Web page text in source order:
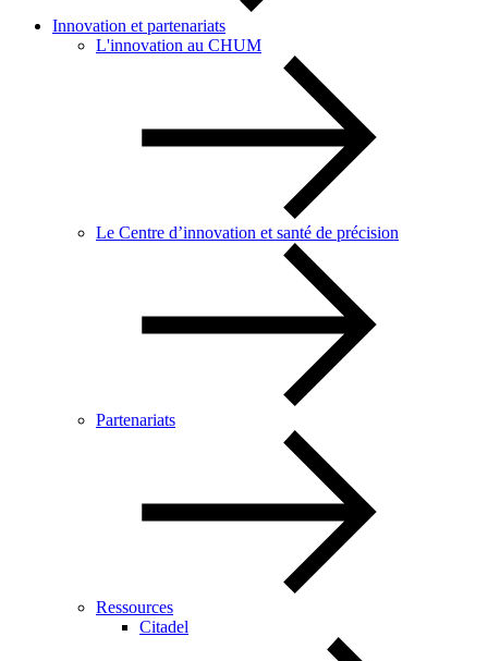
Innovation et partenariats
L'innovation au CHUM
Le Centre d’innovation et santé de précision
Partenariats
Ressources
Citadel